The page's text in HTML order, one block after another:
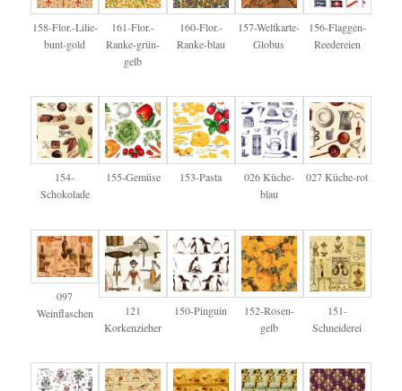
158-Flor.-Lilie-
bunt-gold
161-Flor.-
Ranke-grün-
gelb
160-Flor.-
Ranke-blau
157-Weltkarte-
Globus
156-Flaggen-
Reedereien
154-
Schokolade
155-Gemüse 153-Pasta
026 Küche-
blau
027 Küche-rot
097
Weinflaschen
121
Korkenzieher
150-Pinguin
152-Rosen-
gelb
151-
Schneiderei